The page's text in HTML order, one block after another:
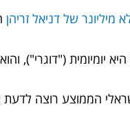
של דניאל זריהן
יומיומית ("דוגרי"),
הממוצע רוצה